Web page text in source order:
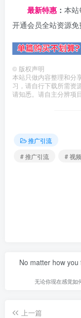
最新特惠 ： 本站
开通会员全站资源免
© 版权声明
本站只做内容整理和分
习，请自行下载所需资
请知悉。请自主分辨项
推广引流
# 推广引流
# 视频
No matter how
无论你现在感觉如
上一篇